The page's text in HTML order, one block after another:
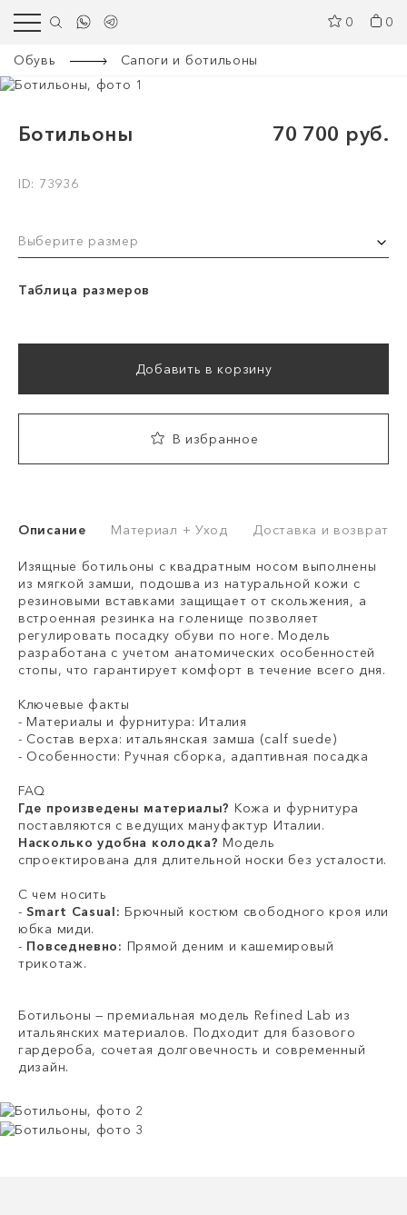
0 0
Обувь Сапоги и ботильоны
Ботильоны 70 700 руб.
ID: 73936
Выберите размер
Таблица размеров
Добавить в корзину
В избранное
Описание Материал + Уход Доставка и возврат
Изящные ботильоны с квадратным носом выполнены
из мягкой замши, подошва из натуральной кожи с
резиновыми вставками защищает от скольжения, а
встроенная резинка на голенище позволяет
регулировать посадку обуви по ноге. Модель
разработана с учетом анатомических особенностей
стопы, что гарантирует комфорт в течение всего дня.
Ключевые факты
- Материалы и фурнитура: Италия
- Состав верха: итальянская замша (calf suede)
- Особенности: Ручная сборка, адаптивная посадка
FAQ
Где произведены материалы? Кожа и фурнитура
поставляются с ведущих мануфактур Италии.
Насколько удобна колодка? Модель
спроектирована для длительной носки без усталости.
С чем носить
-Smart Casual: Брючный костюм свободного кроя или
юбка миди.
- Повседневно: Прямой деним и кашемировый
трикотаж.
Ботильоны — премиальная модель Refined Lab из
итальянских материалов. Подходит для базового
гардероба, сочетая долговечность и современный
дизайн.